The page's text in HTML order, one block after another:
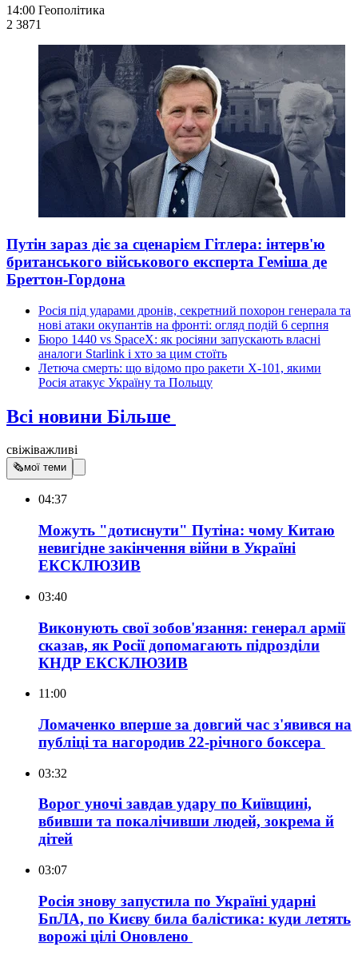
14:00 Геополітика
2 3871
Путін зараз діє за сценарієм Гітлера: інтерв'ю
британського військового експерта Геміша де
Бреттон-Гордона
Росія під ударами дронів, секретний похорон генерала та
нові атаки окупантів на фронті: огляд подій 6 серпня
Бюро 1440 vs SpaceX: як росіяни запускають власні
аналоги Starlink і хто за цим стоїть
Летюча смерть: що відомо про ракети Х-101, якими
Росія атакує Україну та Польщу
Всі новини Більше
свіжіважливі
🗞мої теми
04:37
Можуть "дотиснути" Путіна: чому Китаю
невигідне закінчення війни в Україні
ЕКСКЛЮЗИВ
03:40
Виконують свої зобов'язання: генерал армії
сказав, як Росії допомагають підрозділи
КНДР ЕКСКЛЮЗИВ
11:00
Ломаченко вперше за довгий час з'явився на
публіці та нагородив 22-річного боксера
03:32
Ворог уночі завдав удару по Київщині,
вбивши та покалічивши людей, зокрема й
дітей
03:07
Росія знову запустила по Україні ударні
БпЛА, по Києву била балістика: куди летять
ворожі цілі Оновлено